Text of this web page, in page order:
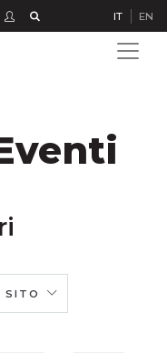
Eventi
Newsletter
Icona Studenti IT EN
SITO